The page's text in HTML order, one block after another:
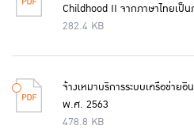
Childhood II จากภาษาไทยเป็
282.4 KB
จ้างเหมาบริการระบบเครือข่าย
พ.ศ. 2563
478.8 KB